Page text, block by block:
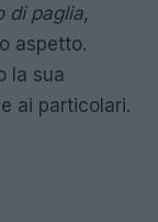
di paglia,
aspetto.
la sua
ai particolari.